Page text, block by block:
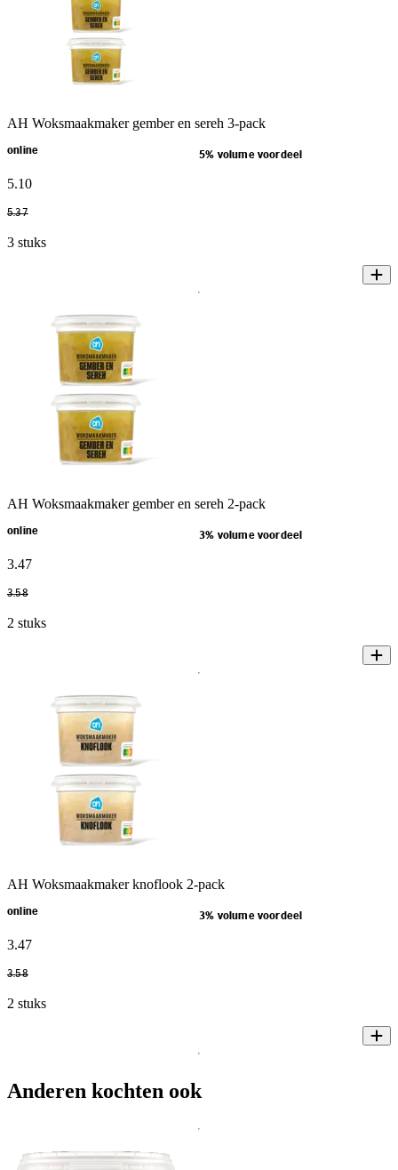
AH Woksmaakmaker gember en sereh 3-pack
online 5% volume voordeel
5.10
5.37
3 stuks
AH Woksmaakmaker gember en sereh 2-pack
online 3% volume voordeel
3.47
3.58
2 stuks
AH Woksmaakmaker knoflook 2-pack
online 3% volume voordeel
3.47
3.58
2 stuks
Anderen kochten ook